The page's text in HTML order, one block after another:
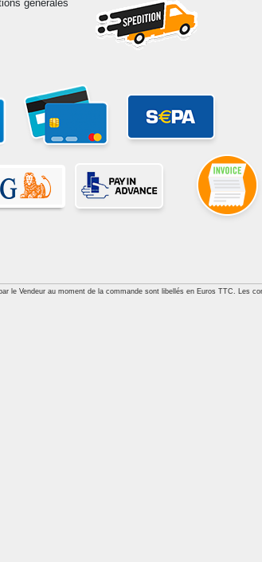
générales
le Vendeur au moment de la commande sont libellés en Euros TTC. Les